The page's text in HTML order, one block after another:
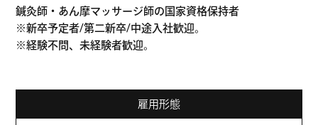
鍼灸師・あん摩マッサージ師の国家資格保持者
※新卒予定者/第二新卒/中途入社歓迎。
※経験不問、未経験者歓迎。
雇用形態